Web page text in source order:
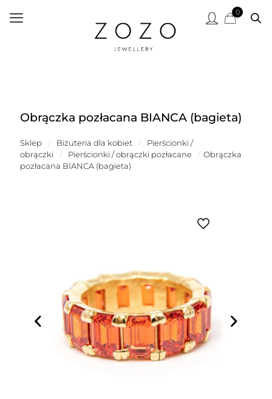
0
Obrączka pozłacana BIANCA (bagieta)
Sklep / Biżuteria dla kobiet /
Pierścionki /
obrączki
/ Pierścionki / obrączki pozłacane / Obrączka
pozłacana BIANCA (bagieta)